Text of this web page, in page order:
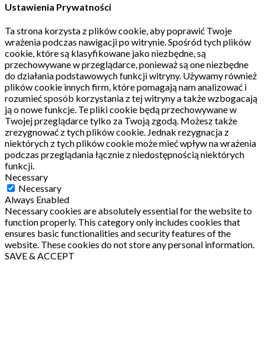
Ustawienia Prywatności
Ta strona korzysta z plików cookie, aby poprawić Twoje
wrażenia podczas nawigacji po witrynie.Spośród tych plików
cookie, które są klasyfikowane jako niezbędne, są
przechowywane w przeglądarce, ponieważ są one niezbędne
do działania podstawowych funkcji witryny. Używamy również
plików cookie innych firm, które pomagają nam analizować i
rozumieć sposób korzystania z tej witryny a także wzbogacają
ją o nowe funkcje. Te pliki cookie będą przechowywane w
Twojej przeglądarce tylko za Twoją zgodą. Możesz także
zrezygnować z tych plików cookie. Jednak rezygnacja z
niektórych z tych plików cookie może mieć wpływ na wrażenia
podczas przeglądania łącznie z niedostępnością niektórych
funkcji.
Necessary
Necessary
Always Enabled
Necessary cookies are absolutely essential for the website to
function properly. This category only includes cookies that
ensures basic functionalities and security features of the
website. These cookies do not store any personal information.
SAVE & ACCEPT